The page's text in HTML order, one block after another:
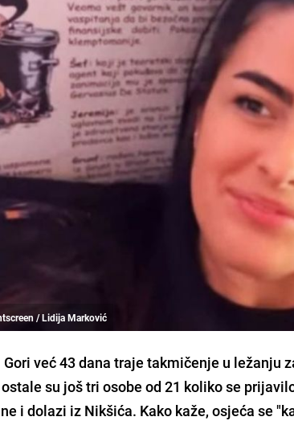
/ Lidija Marković
Gori već 43 dana traje takmičenje u ležanju
su još tri osobe od 21 koliko se
i dolazi iz Nikšića. Kako kaže, osjeća se